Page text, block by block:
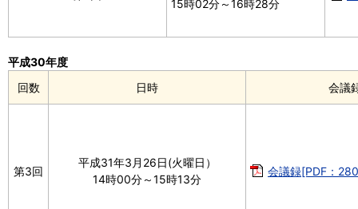
回数 日時 会議
15時02分～16時28分
平成30年度
第3回
平成31年3月26日(火曜日）
14時00分～15時13分
会議録[PDF：